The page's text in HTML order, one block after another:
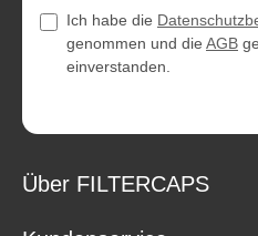
Ich habe die
genommen und die AGB
einverstanden.
Über FILTERCAPS